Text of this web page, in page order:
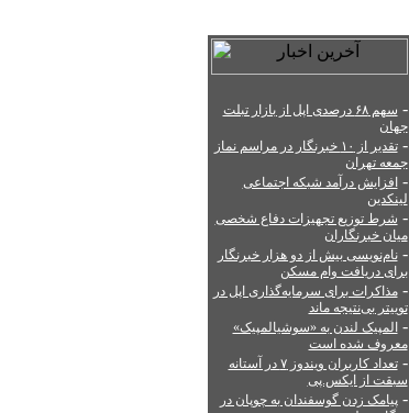
-
سهم ۶۸ درصدی اپل از بازار تبلت
جهان
-
تقدیر از ۱۰ خبرنگار در مراسم نماز
جمعه تهران
- افزایش درآمد شبکه اجتماعی
لینکدین
- شرط توزیع تجهیزات دفاع شخصی
میان خبرنگاران
-نام‌نویسی بیش از دو هزار خبرنگار
برای دریافت وام مسکن
-مذاکرات برای سرمایه‌گذاری اپل در
توییتر بی‌نتیجه ماند
- المپیک لندن به «سوشیالمپیک»
معروف شده است
-
تعداد کاربران ویندوز ۷ در آستانه
سبقت از ایکس.‌پی
-پیامک زدن گوسفندان به چوپان در